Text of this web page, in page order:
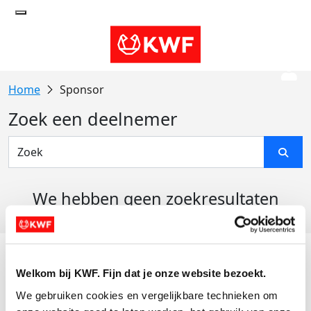
Welkom bij KWF. Fijn dat je onze website bezoekt.
We gebruiken cookies en vergelijkbare technieken om
Sponsor
Zoek een deelnemer
We hebben geen zoekresultaten
Actiematerialen
Evenementen